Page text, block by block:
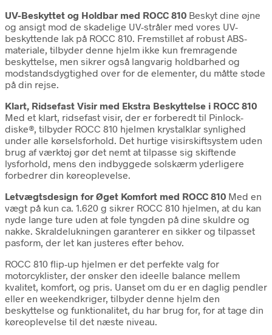
UV-Beskyttet og Holdbar med ROCC 810 Beskyt dine øjne
og ansigt mod de skadelige UV-stråler med vores UV-
beskyttende lak på ROCC 810. Fremstillet af robust ABS-
materiale, tilbyder denne hjelm ikke kun fremragende
beskyttelse, men sikrer også langvarig holdbarhed og
modstandsdygtighed over for de elementer, du måtte støde
på din rejse.
Klart, Ridsefast Visir med Ekstra Beskyttelse i ROCC 810
Med et klart, ridsefast visir, der er forberedt til Pinlock-
diske®, tilbyder ROCC 810 hjelmen krystalklar synlighed
under alle kørselsforhold. Det hurtige visirskiftsystem uden
brug af værktøj gør det nemt at tilpasse sig skiftende
lysforhold, mens den indbyggede solskærm yderligere
forbedrer din køreoplevelse.
Letvægtsdesign for Øget Komfort med ROCC 810 Med en
vægt på kun ca. 1.620 g sikrer ROCC 810 hjelmen, at du kan
nyde lange ture uden at føle tyngden på dine skuldre og
nakke. Skraldelukningen garanterer en sikker og tilpasset
pasform, der let kan justeres efter behov.
ROCC 810 flip-up hjelmen er det perfekte valg for
motorcyklister, der ønsker den ideelle balance mellem
kvalitet, komfort, og pris. Uanset om du er en daglig pendler
eller en weekendkriger, tilbyder denne hjelm den
beskyttelse og funktionalitet, du har brug for, for at tage din
køreoplevelse til det næste niveau.